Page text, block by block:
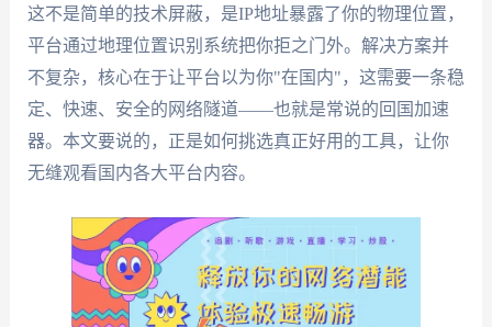
这不是简单的技术屏蔽，是IP地址暴露了你的物理位置，
平台通过地理位置识别系统把你拒之门外。解决方案并
不复杂，核心在于让平台以为你"在国内"，这需要一条稳
定、快速、安全的网络隧道——也就是常说的回国加速
器。本文要说的，正是如何挑选真正好用的工具，让你
无缝观看国内各大平台内容。